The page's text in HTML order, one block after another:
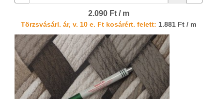
2.090 Ft / m
Törzsvásárl. ár, v. 10 e. Ft kosárért. felett: 1.881 Ft / m